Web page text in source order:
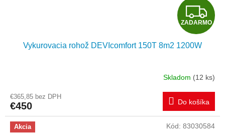
Z
A
A
R
M
ZADARMO
Vykurovacia rohož DEVIcomfort 150T 8m2 1200W
Skladom (12 ks)
€365,85 bez DPH
€450 Do košíka
Akcia Kód: 83030584